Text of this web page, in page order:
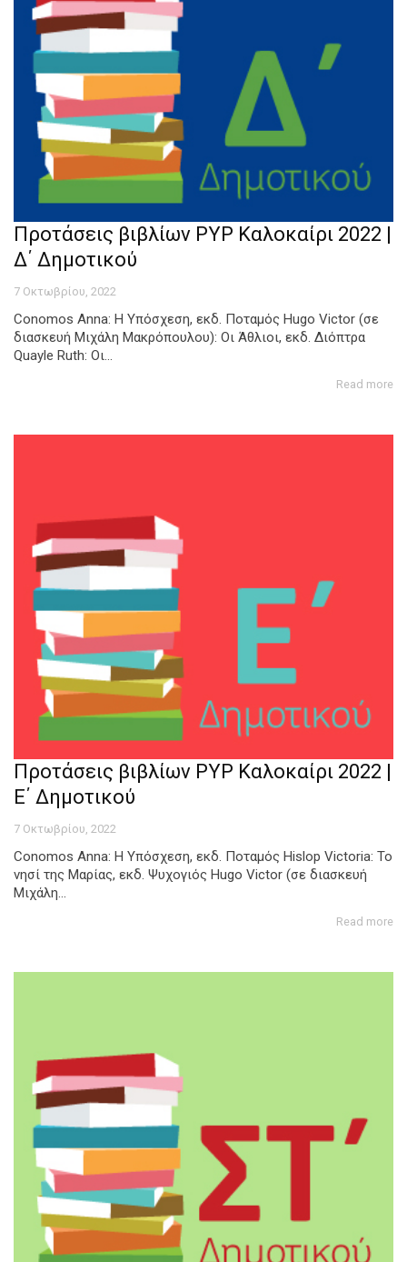
Προτάσεις βιβλίων PYP Καλοκαίρι 2022 |
Δ΄ Δημοτικού
7 Οκτωβρίου, 2022
Conomos Anna: Η Υπόσχεση, εκδ. Ποταμός Hugo Victor (σε
διασκευή Μιχάλη Μακρόπουλου): Οι Άθλιοι, εκδ. Διόπτρα
Quayle Ruth: Οι...
Read more
Προτάσεις βιβλίων PYP Καλοκαίρι 2022 |
Ε΄ Δημοτικού
7 Οκτωβρίου, 2022
Conomos Anna: Η Υπόσχεση, εκδ. Ποταμός Hislop Victoria: Το
νησί της Μαρίας, εκδ. Ψυχογιός Hugo Victor (σε διασκευή
Μιχάλη...
Read more